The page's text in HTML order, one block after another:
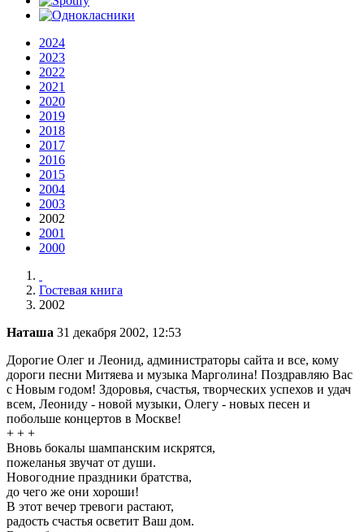
2024
2023
2022
2021
2020
2019
2018
2017
2016
2015
2004
2003
2002
2001
2000
Гостевая книга
2002
Наташа 31 декабря 2002, 12:53
Дорогие Олег и Леонид, администраторы сайта и все, кому
дороги песни Митяева и музыка Марголина! Поздравляю Вас
с Новым годом! Здоровья, счастья, творческих успехов и удач
всем, Леониду - новой музыки, Олегу - новых песен и
побольше концертов в Москве!
+ + +
Вновь бокалы шампанским искрятся,
пожеланья звучат от души.
Новогодние праздники братства,
до чего же они хороши!
В этот вечер тревоги растают,
радость счастья осветит Ваш дом.